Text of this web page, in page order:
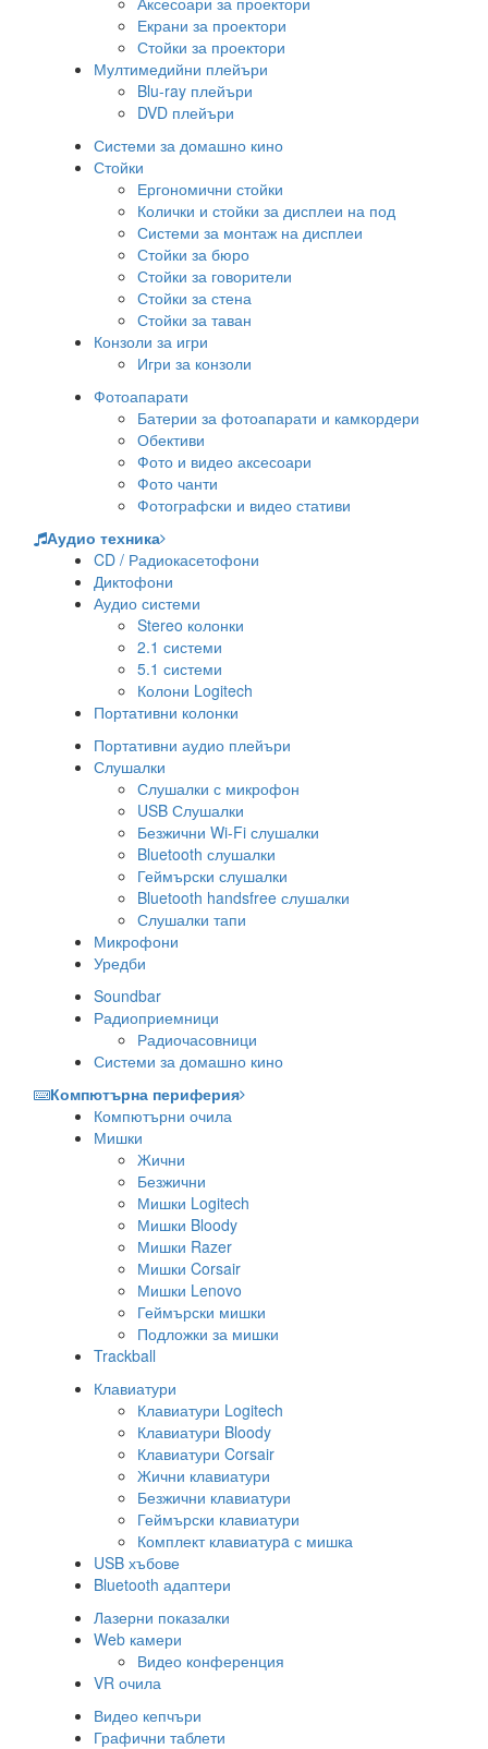
Екрани за проектори
Стойки за проектори
Мултимедийни плейъри
Blu-ray плейъри
DVD плейъри
Системи за домашно кино
Стойки
Ергономични стойки
Колички и стойки за дисплеи на под
Системи за монтаж на дисплеи
Стойки за бюро
Стойки за говорители
Стойки за стена
Стойки за таван
Конзоли за игри
Игри за конзоли
Фотоапарати
Батерии за фотоапарати и камкордери
Обективи
Фото и видео аксесоари
Фото чанти
Фотографски и видео стативи
Аудио техника
CD / Радиокасетофони
Диктофони
Аудио системи
Stereo колонки
2.1 системи
5.1 системи
Колони Logitech
Портативни колонки
Портативни аудио плейъри
Слушалки
Слушалки с микрофон
USB Слушалки
Безжични Wi-Fi слушалки
Bluetooth слушалки
Геймърски слушалки
Bluetooth handsfree слушалки
Слушалки тапи
Микрофони
Уредби
Soundbar
Радиоприемници
Радиочасовници
Системи за домашно кино
Компютърна периферия
Компютърни очила
Мишки
Жични
Безжични
Мишки Logitech
Мишки Bloody
Мишки Razer
Мишки Corsair
Мишки Lenovo
Геймърски мишки
Подложки за мишки
Trackball
Клавиатури
Клавиатури Logitech
Клавиатури Bloody
Клавиатури Corsair
Жични клавиатури
Безжични клавиатури
Геймърски клавиатури
Комплект клавиатурa с мишка
USB хъбове
Bluetooth адаптери
Лазерни показалки
Web камери
Видео конференция
VR очила
Видео кепчъри
Графични таблети